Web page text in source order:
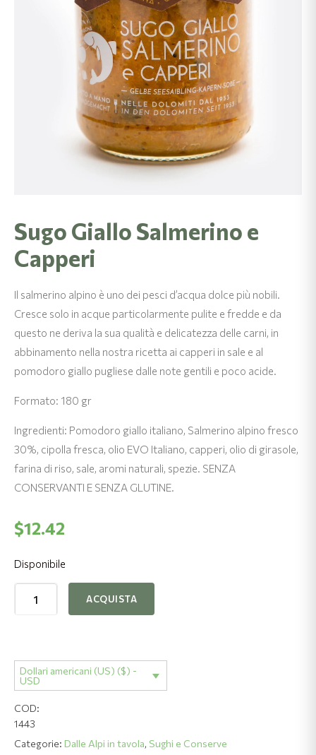
Sugo Giallo Salmerino e
Capperi
Il salmerino alpino è uno dei pesci d’acqua dolce più nobili.
Cresce solo in acque particolarmente pulite e fredde e da
questo ne deriva la sua qualità e delicatezza delle carni, in
abbinamento nella nostra ricetta ai capperi in sale e al
pomodoro giallo pugliese dalle note gentili e poco acide.
Formato: 180 gr
Ingredienti: Pomodoro giallo italiano, Salmerino alpino fresco
30%, cipolla fresca, olio EVO Italiano, capperi, olio di girasole,
farina di riso, sale, aromi naturali, spezie. SENZA
CONSERVANTI E SENZA GLUTINE.
$12.42
Disponibile
Capperi
quantità
ACQUISTA
Dollari americani (US) ($) -
USD
COD:
1443
Categorie: Dalle Alpi in tavola, Sughi e Conserve